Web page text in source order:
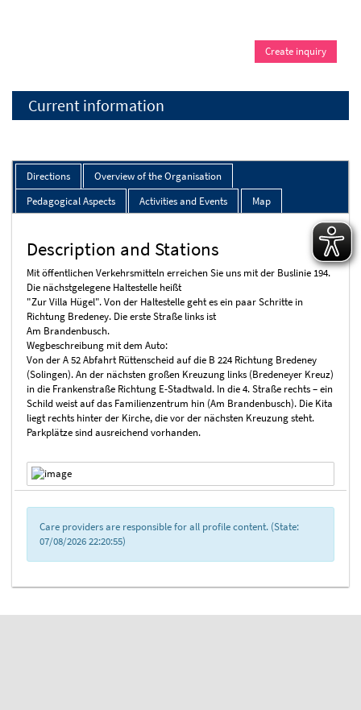
Create inquiry
Current information
Directions
Overview of the Organisation
Pedagogical Aspects
Activities and Events Map
Description and Stations
Mit öffentlichen Verkehrsmitteln erreichen Sie uns mit der Buslinie 194.
Die nächstgelegene Haltestelle heißt
"Zur Villa Hügel". Von der Haltestelle geht es ein paar Schritte in
Richtung Bredeney. Die erste Straße links ist
Am Brandenbusch.
Wegbeschreibung mit dem Auto:
Von der A 52 Abfahrt Rüttenscheid auf die B 224 Richtung Bredeney
(Solingen). An der nächsten großen Kreuzung links (Bredeneyer Kreuz)
in die Frankenstraße Richtung E-Stadtwald. In die 4. Straße rechts – ein
Schild weist auf das Familienzentrum hin (Am Brandenbusch). Die Kita
liegt rechts hinter der Kirche, die vor der nächsten Kreuzung steht.
Parkplätze sind ausreichend vorhanden.
Care providers are responsible for all profile content. (State:
07/08/2026 22:20:55)